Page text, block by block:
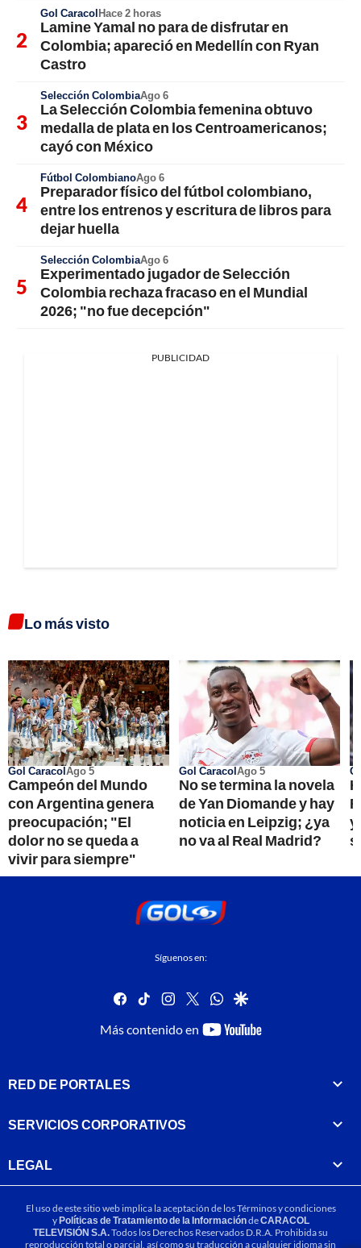
Gol CaracolHace 2 horas
Lamine Yamal no para de disfrutar en
Colombia; apareció en Medellín con Ryan
Castro
Selección ColombiaAgo 6
La Selección Colombia femenina obtuvo
medalla de plata en los Centroamericanos;
cayó con México
Fútbol ColombianoAgo 6
Preparador físico del fútbol colombiano,
entre los entrenos y escritura de libros para
dejar huella
Selección ColombiaAgo 6
Experimentado jugador de Selección
Colombia rechaza fracaso en el Mundial
2026; "no fue decepción"
PUBLICIDAD
Lo más visto
Gol CaracolAgo 5
Campeón del Mundo
con Argentina genera
preocupación; "El
dolor no se queda a
vivir para siempre"
Gol CaracolAgo 5
No se termina la novela
de Yan Diomande y hay
noticia en Leipzig; ¿ya
no va al Real Madrid?
y
Síguenos en:
facebook
tiktok instagram
twitterwhatsapp
google
Más contenido en
youtube-
RED DE PORTALES
SERVICIOS CORPORATIVOS
LEGAL
El uso de este sitio web implica la aceptación de losTérminos y condiciones
yPolíticas de Tratamiento de la InformacióndeCARACOL
TELEVISIÓN S.A.Todos los Derechos Reservados D.R.A. Prohibida su
reproducción total o parcial, así como su traducción a cualquier idioma sin